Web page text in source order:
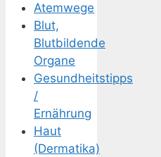
Atemwege
Blut,
Blutbildende
Organe
Gesundheitstipps
/
Ernährung
Haut
(Dermatika)